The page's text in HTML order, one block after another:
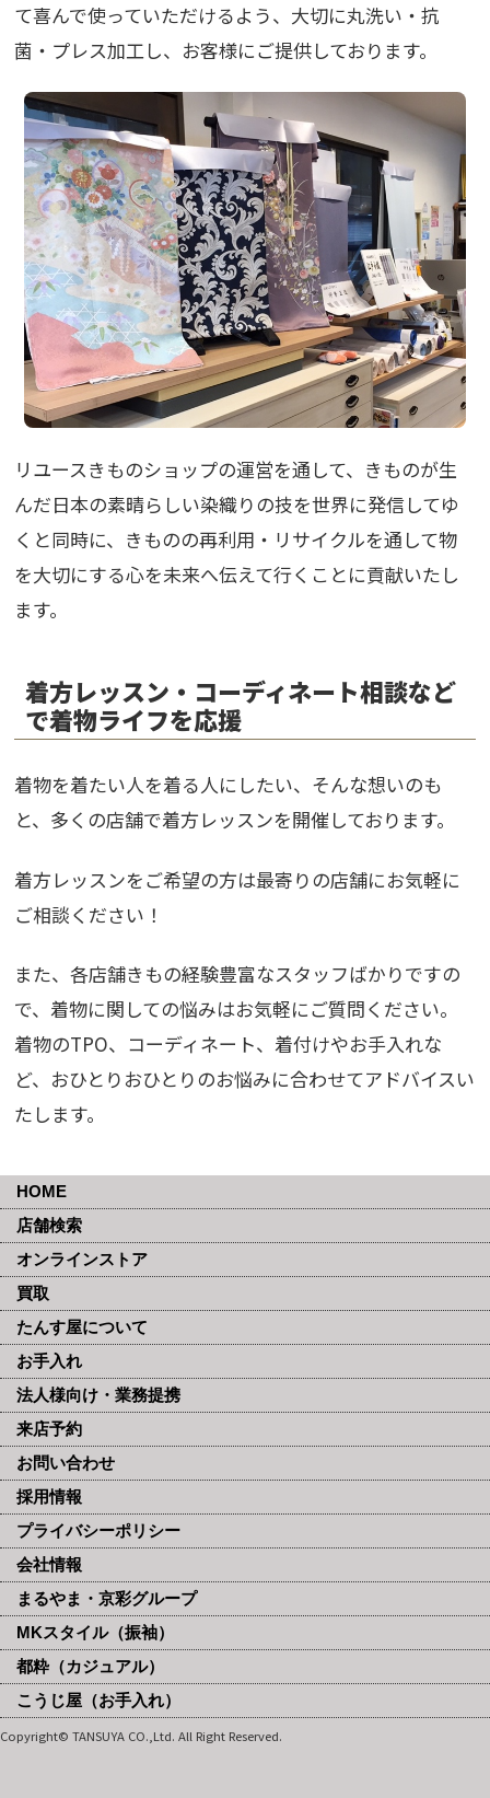
て喜んで使っていただけるよう、大切に丸洗い・抗
菌・プレス加工し、お客様にご提供しております。
リユースきものショップの運営を通して、きものが生
んだ日本の素晴らしい染織りの技を世界に発信してゆ
くと同時に、きものの再利用・リサイクルを通して物
を大切にする心を未来へ伝えて行くことに貢献いたし
ます。
着方レッスン・コーディネート相談など
で着物ライフを応援
着物を着たい人を着る人にしたい、そんな想いのも
と、多くの店舗で着方レッスンを開催しております。
着方レッスンをご希望の方は最寄りの店舗にお気軽に
ご相談ください！
また、各店舗きもの経験豊富なスタッフばかりですの
で、着物に関しての悩みはお気軽にご質問ください。
着物のTPO、コーディネート、着付けやお手入れな
ど、おひとりおひとりのお悩みに合わせてアドバイスい
たします。
HOME
店舗検索
オンラインストア
買取
たんす屋について
お手入れ
法人様向け・業務提携
来店予約
お問い合わせ
採用情報
プライバシーポリシー
会社情報
まるやま・京彩グループ
MKスタイル（振袖）
都粋（カジュアル）
こうじ屋（お手入れ）
Copyright© TANSUYA CO.,Ltd. All Right Reserved.